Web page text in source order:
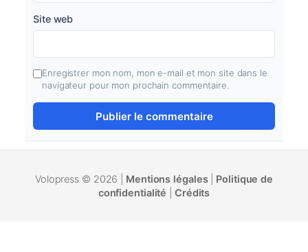
Site web
Enregistrer mon nom, mon e-mail et mon site dans le
navigateur pour mon prochain commentaire.
Volopress © 2026 | Mentions légales| Politique de
confidentialité
Crédits